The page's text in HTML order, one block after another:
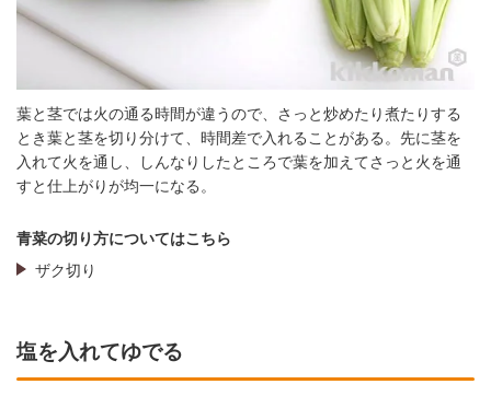
葉と茎では火の通る時間が違うので、さっと炒めたり煮たりする
とき葉と茎を切り分けて、時間差で入れることがある。先に茎を
入れて火を通し、しんなりしたところで葉を加えてさっと火を通
すと仕上がりが均一になる。
青菜の切り方についてはこちら
ザク切り
塩を入れてゆでる